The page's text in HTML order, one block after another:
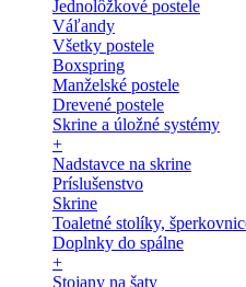
Jednolôžkové postele
Váľandy
Všetky postele
Boxspring
Manželské postele
Drevené postele
Skrine a úložné systémy
+
Nadstavce na skrine
Príslušenstvo
Skrine
Toaletné stolíky,
Doplnky do spálne
+
Stojany na šaty